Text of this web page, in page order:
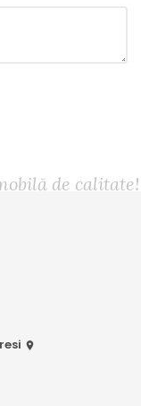
de calitate!